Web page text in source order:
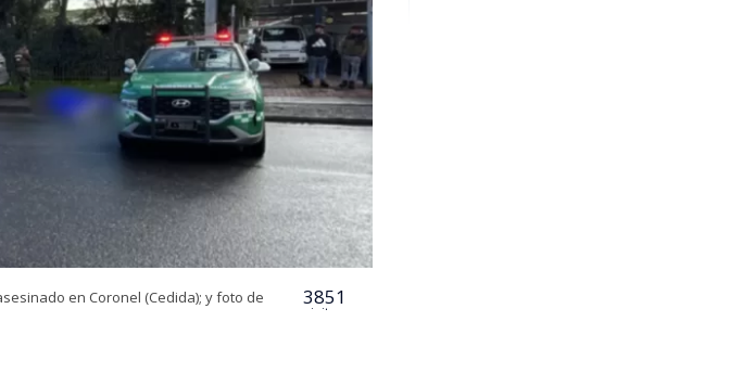
en Coronel (Cedida); y foto de 3851
visitas